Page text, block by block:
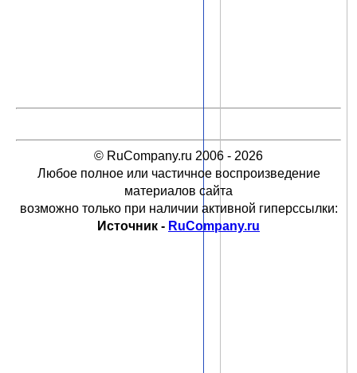
© RuCompany.ru 2006 - 2026
Любое полное или частичное воспроизведение
материалов сайта
возможно только при наличии активной гиперссылки:
Источник - RuCompany.ru